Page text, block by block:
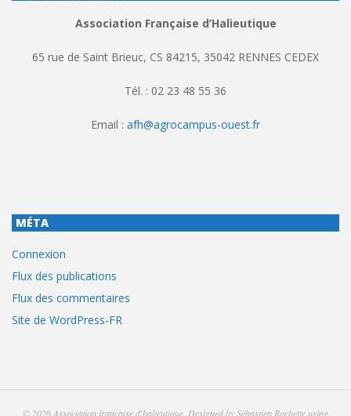
Association Française d’Halieutique
65 rue de Saint Brieuc, CS 84215, 35042 RENNES CEDEX
Tél. : 02 23 48 55 36
Email : afh@agrocampus-ouest.fr
MÉTA
Connexion
Flux des publications
Flux des commentaires
Site de WordPress-FR
© 2026Association française d'halieutique . Designed bySébastien Rochetteusing